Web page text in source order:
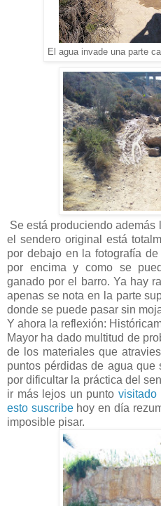
El agua invade una parte
Se está produciendo
el sendero original está
por debajo en la fotografía
por encima y como se
ganado por el barro. Ya hay
apenas se nota en la parte
donde se puede pasar sin
Y ahora la reflexión:
Mayor ha dado multitud de
de los materiales que
puntos pérdidas de agua que
por dificultar la práctica del
ir más lejos un punto visitado
esto suscribehoy en día
imposible pisar.